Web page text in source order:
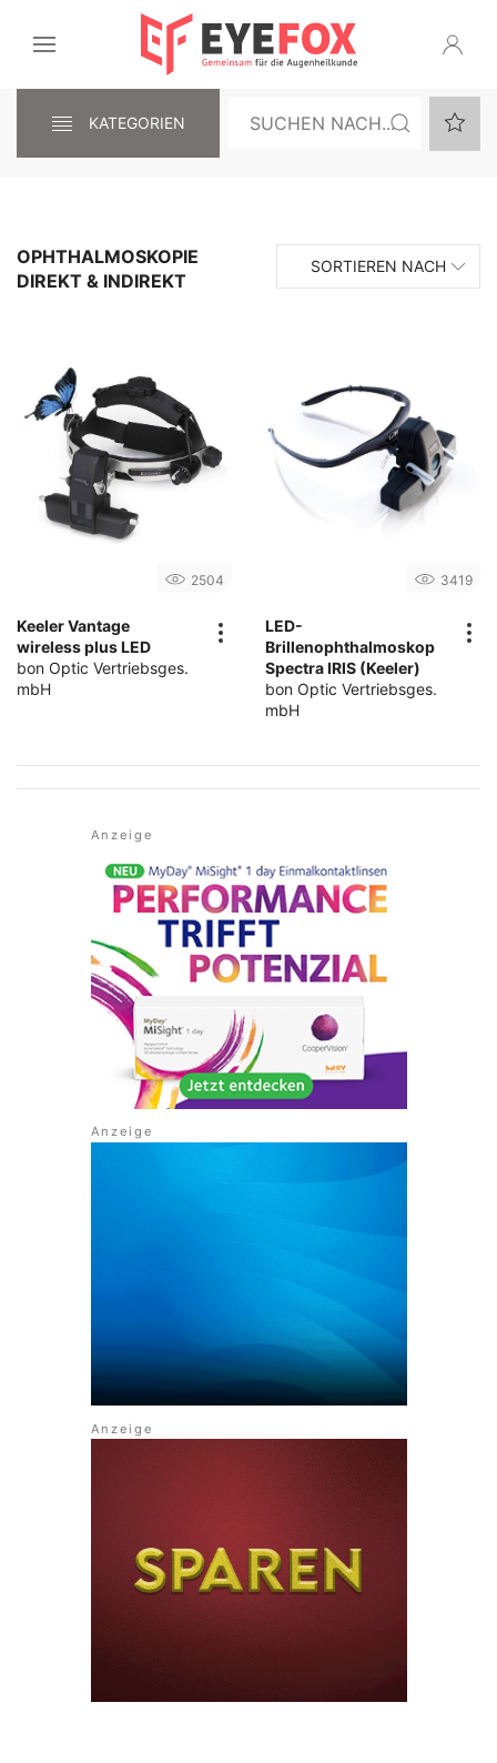
KATEGORIEN
OPHTHALMOSKOPIE
DIREKT & INDIREKT
SORTIEREN NACH
2504
Keeler Vantage
wireless plus LED
bon Optic Vertriebsges.
mbH
3419
LED-
Brillenophthalmoskop
Spectra IRIS (Keeler)
bon Optic Vertriebsges.
mbH